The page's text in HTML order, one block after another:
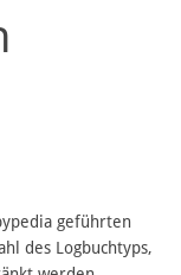
geführten
des Logbuchtyps,